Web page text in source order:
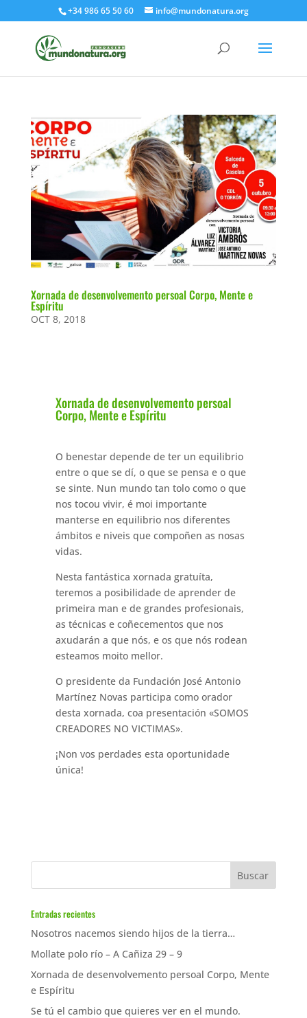
+34 986 65 50 60 info@mundonatura.org
Xornada de desenvolvemento persoal Corpo, Mente e
Espíritu
OCT 8, 2018
Xornada de desenvolvemento persoal
Corpo, Mente e Espíritu
O benestar depende de ter un equilibrio
entre o que se dí, o que se pensa e o que
se sinte. Nun mundo tan tolo como o que
nos tocou vivir, é moi importante
manterse en equilibrio nos diferentes
ámbitos e niveis que compoñen as nosas
vidas.
Nesta fantástica xornada gratuíta,
teremos a posibilidade de aprender de
primeira man e de grandes profesionais,
as técnicas e coñecementos que nos
axudarán a que nós, e os que nós rodean
esteamos moito mellor.
O presidente da Fundación José Antonio
Martínez Novas participa como orador
desta xornada, coa presentación «SOMOS
CREADORES NO VICTIMAS».
¡Non vos perdades esta oportunidade
única!
Entradas recientes
Nosotros nacemos siendo hijos de la tierra…
Mollate polo río – A Cañiza 29 – 9
Xornada de desenvolvemento persoal Corpo, Mente
e Espíritu
Se tú el cambio que quieres ver en el mundo.